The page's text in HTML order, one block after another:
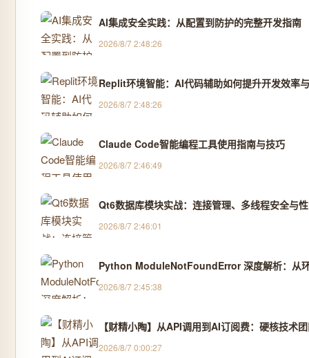
AI集成安全实践：从配置到防护的完整开发指南
2026/8/7 2:48:26
Replit环境智能：AI代码辅助如何提升开发效率
2026/8/7 2:48:26
Claude Code智能编程工具使用指南与技巧
2026/8/7 2:46:49
Qt6数据库模块实战：连接管理、多线程安全与
2026/8/7 2:46:01
Python ModuleNotFoundError 深度解析：从
2026/8/7 2:45:38
【财精小陶】从API调用到AI订阅费：硬核技术
2026/8/7 0:00:27